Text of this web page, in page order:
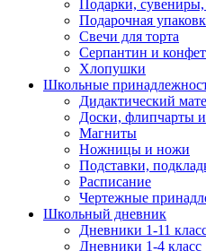
Подарки,
Подарочная
Свечи для торта
Серпантин и
Хлопушки
Школьные
Дидактический
Доски, флипчарты
Магниты
Ножницы и ножи
Подставки,
Расписание
Чертежные
Школьный дневник
Дневники 1-11
Дневники 1-4 класс